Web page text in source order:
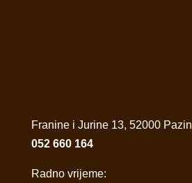
Franine i Jurine 13, 52000 Pazin
052 660 164
Radno vrijeme: